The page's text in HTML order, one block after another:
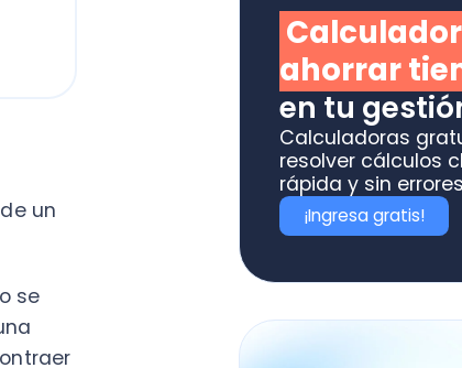
rápida y sin errores.
¡Ingresa gratis!
Aprende con
nuestrosCursos
Accede a cursos con expertos y
herramientas para tu negocio.
Conócelos aquí